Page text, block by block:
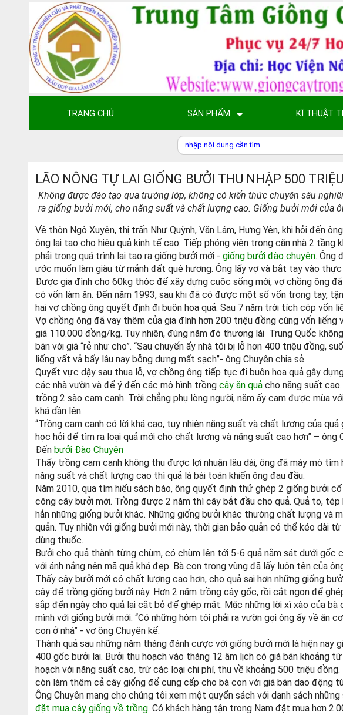
TRANG CHỦ SẢN PHẨM KĨ THUẬT
LÃO NÔNG TỰ LAI GIỐNG BƯỞI THU NHẬP 500
Không được đào tạo qua trường lớp, không có kiến thức chuyên sâu
ra giống bưởi mới, cho năng suất và chất lượng cao. Giống bưởi mới của
Về thôn Ngô Xuyên, thị trấn Như Quỳnh, Văn Lâm, Hưng Yên, khi hỏi đến
ông lai tạo cho hiệu quả kinh tế cao. Tiếp phóng viên trong căn nhà 2 tầng
phải trong quá trình lai tạo ra giống bưởi mới - giống bưởi đào chuyên. Ông
ước muốn làm giàu từ mảnh đất quê hương. Ông lấy vợ và bắt tay vào thực
Được gia đình cho 60kg thóc để xây dựng cuộc sống mới, vợ chồng ông
có vốn làm ăn. Đến năm 1993, sau khi đã có được một số vốn trong tay,
hai vợ chồng ông quyết định đi buôn hoa quả. Sau 7 năm trời tích cóp vốn
Vợ chồng ông đã vay thêm của gia đình hơn 200 triệu đồng cùng vốn
giá 110.000 đồng/kg. Tuy nhiên, đúng năm đó thương lái Trung Quốc
bán với giá “rẻ như cho”. “Sau chuyến ấy nhà tôi bị lỗ hơn 400 triệu đồng,
liếng vất vả bấy lâu nay bỗng dưng mất sạch”- ông Chuyên chia sẻ.
Quyết vực dậy sau thua lỗ, vợ chồng ông tiếp tục đi buôn hoa quả gây
các nhà vườn và để ý đến các mô hình trồng cây ăn quả cho năng suất
trồng 2 sào cam canh. Trời chẳng phụ lòng người, năm ấy cam được mùa
khá dần lên.
“Trồng cam canh có lời khá cao, tuy nhiên năng suất và chất lượng của
học hỏi để tìm ra loại quả mới cho chất lượng và năng suất cao hơn” – ông
Đến bưởi Đào Chuyên
Thấy trồng cam canh không thu được lợi nhuận lâu dài, ông đã mày mò
năng suất và chất lượng cao thì quả là bài toán khiến ông đau đầu.
Năm 2010, qua tìm hiểu sách báo, ông quyết định thử ghép 2 giống bưởi
công cây bưởi mới. Trồng được 2 năm thì cây bắt đầu cho quả. Quả to,
hẳn những giống bưởi khác. Những giống bưởi khác thường chất lượng và
quản. Tuy nhiên với giống bưởi mới này, thời gian bảo quản có thể kéo dài
dùng thuốc.
Bưởi cho quả thành từng chùm, có chùm lên tới 5-6 quả nằm sát dưới
với ánh nắng nên mã quả khá đẹp. Bà con trong vùng đã lấy luôn tên của
Thấy cây bưởi mới có chất lượng cao hơn, cho quả sai hơn những giống
cây để trồng giống bưởi này. Hơn 2 năm trồng cây gốc, rồi cắt ngọn để
sắp đến ngày cho quả lại cắt bỏ để ghép mắt. Mặc những lời xì xào của
mình với giống bưởi mới. “Có những hôm tôi phải ra vườn gọi ông ấy về ăn
con ở nhà” - vợ ông Chuyên kể.
Thành quả sau những năm tháng đánh cược với giống bưởi mới là hiện nay
400 gốc bưởi lai. Bưởi thu hoạch vào tháng 12 âm lịch có giá bán khoảng
hoạch với năng suất cao, trừ các loại chi phí, thu về khoảng 500 triệu
còn làm thêm cả cây giống để cung cấp cho bà con với giá bán dao động
Ông Chuyên mang cho chúng tôi xem một quyển sách với danh sách
đặt mua cây giống về trồng. Có khách hàng tận trong Nam đặt mua hơn